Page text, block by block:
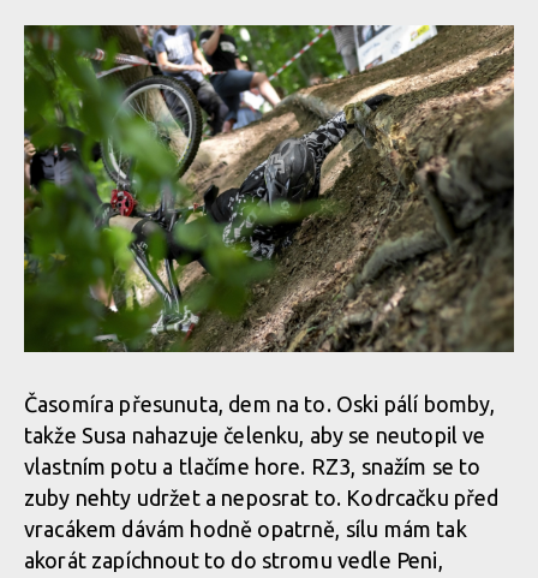
Časomíra přesunuta, dem na to. Oski pálí bomby,
takže Susa nahazuje čelenku, aby se neutopil ve
vlastním potu a tlačíme hore. RZ3, snažím se to
zuby nehty udržet a neposrat to. Kodrcačku před
vracákem dávám hodně opatrně, sílu mám tak
akorát zapíchnout to do stromu vedle Peni,